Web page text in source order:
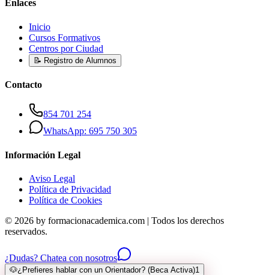
Enlaces
Inicio
Cursos Formativos
Centros por Ciudad
📝 Registro de Alumnos
Contacto
854 701 254
WhatsApp: 695 750 305
Información Legal
Aviso Legal
Política de Privacidad
Política de Cookies
© 2026 by formacionacademica.com | Todos los derechos
reservados.
¿Dudas? Chatea con nosotros
🐶¿Prefieres hablar con un Orientador? (Beca Activa)1